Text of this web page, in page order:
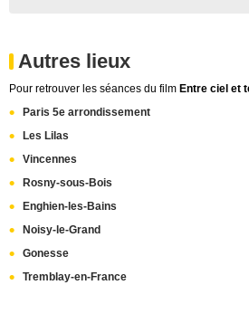
Autres lieux
Pour retrouver les séances du film Entre ciel et
Paris 5e arrondissement
Les Lilas
Vincennes
Rosny-sous-Bois
Enghien-les-Bains
Noisy-le-Grand
Gonesse
Tremblay-en-France